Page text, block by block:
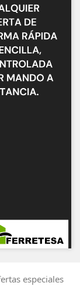
especiales